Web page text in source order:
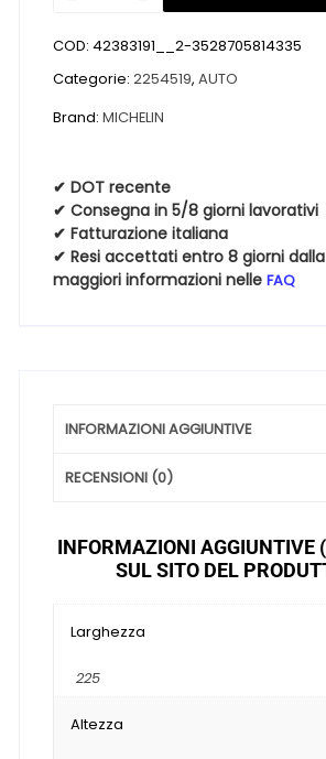
CROSSCLIMATE
2
SUV
19
96W
4
Stagioni
quantità
COD:42383191__2-3528705814335
Categorie:2254519,AUTO
Brand:MICHELIN
✔ DOT recente
✔ Consegna in 5/8 giorni lavorativi
✔ Fatturazione italiana
✔ Resi accettati entro 8 giorni
maggiori informazioni nelleFAQ
INFORMAZIONI AGGIUNTIVE
RECENSIONI (0)
INFORMAZIONI AGGIUNTIVE
SUL SITO DEL
Larghezza
225
Altezza